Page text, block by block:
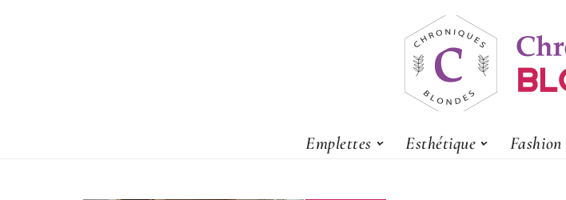
Emplettes Esthétique Fashion